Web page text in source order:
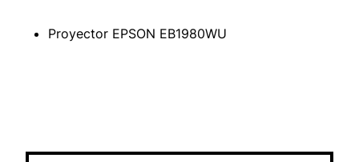
Proyector EPSON EB1980WU